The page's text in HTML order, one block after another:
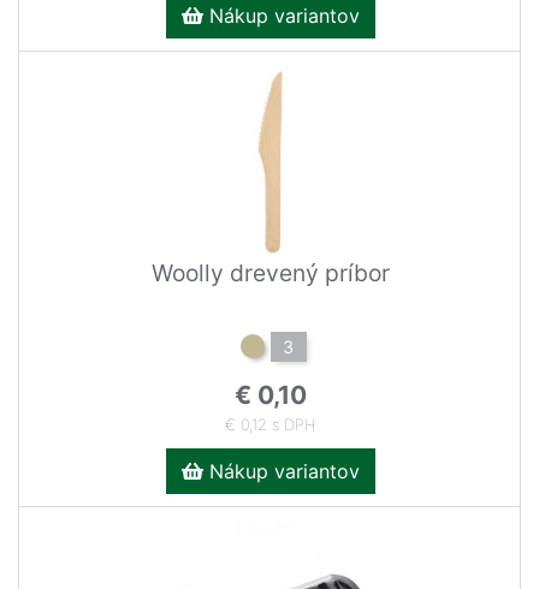
Nákup variantov
Woolly drevený príbor
3
€ 0,10
€ 0,12 s DPH
Nákup variantov